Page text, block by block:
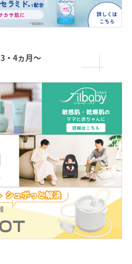
3・4ヵ月〜